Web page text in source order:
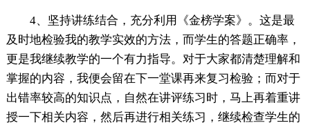
4、坚持讲练结合，充分利用《金榜学案》。这是最
及时地检验我的教学实效的方法，而学生的答题正确率，
更是我继续教学的一个有力指导。对于大家都清楚理解和
掌握的内容，我便会留在下一堂课再来复习检验；而对于
出错率较高的知识点，自然在讲评练习时，马上再着重讲
授一下相关内容，然后再进行相关练习，继续检查学生的